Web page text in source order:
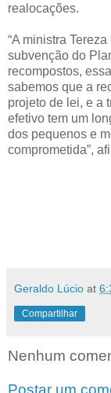
realocações.
“A ministra
subvenção do
recompostos,
sabemos que a
projeto de lei, e a
efetivo tem um
dos pequenos e
comprometida”,
Geraldo Lúcio at
Compartilhar
Nenhum
Postar um